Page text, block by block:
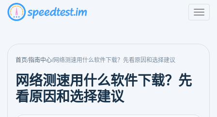
首页/指南中心/网络测速用什么软件下载？先看原因和选择建议
网络测速用什么软件下载？先
看原因和选择建议